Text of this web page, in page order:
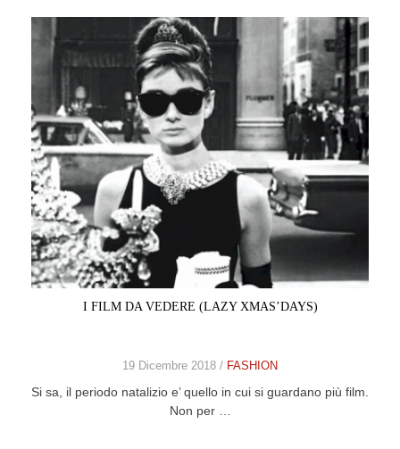
I FILM DA VEDERE (LAZY XMAS’DAYS)
19 Dicembre 2018 / FASHION
Si sa, il periodo natalizio e’ quello in cui si guardano più film.
Non per …